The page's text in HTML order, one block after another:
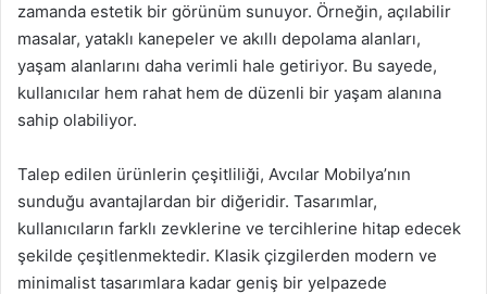
zamanda estetik bir görünüm sunuyor. Örneğin, açılabilir
masalar, yataklı kanepeler ve akıllı depolama alanları,
yaşam alanlarını daha verimli hale getiriyor. Bu sayede,
kullanıcılar hem rahat hem de düzenli bir yaşam alanına
sahip olabiliyor.
Talep edilen ürünlerin çeşitliliği, Avcılar Mobilya’nın
sunduğu avantajlardan bir diğeridir. Tasarımlar,
kullanıcıların farklı zevklerine ve tercihlerine hitap edecek
şekilde çeşitlenmektedir. Klasik çizgilerden modern ve
minimalist tasarımlara kadar geniş bir yelpazede